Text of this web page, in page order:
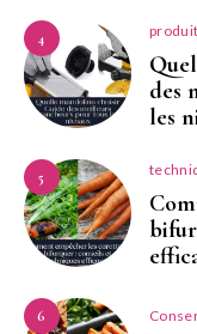
4
des
les
5
6